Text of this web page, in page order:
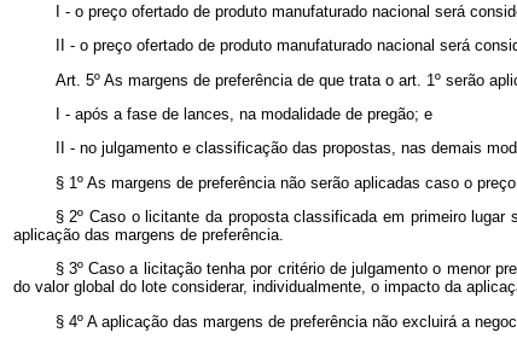
I - o preço ofertado de produto manufaturado nacional será
II - o preço ofertado de produto manufaturado nacional será
Art. 5º As margens de preferência de que trata o art. 1º serão
I - após a fase de lances, na modalidade de pregão; e
II - no julgamento e classificação das propostas, nas demais
§ 1º As margens de preferência não serão aplicadas caso o
§ 2º Caso o licitante da proposta classificada em primeiro
aplicação das margens de preferência.
§ 3º Caso a licitação tenha por critério de julgamento o menor
do valor global do lote considerar, individualmente, o impacto da
§ 4º A aplicação das margens de preferência não excluirá a